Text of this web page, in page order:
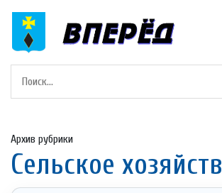
Архив рубрики
Сельское